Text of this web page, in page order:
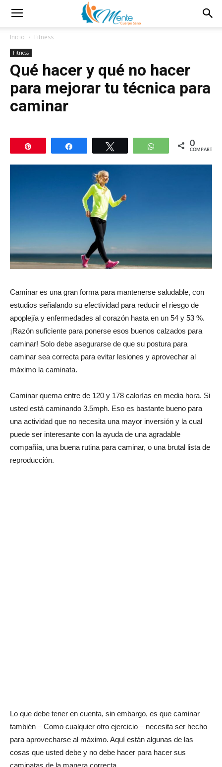
Inicio Fitness
Fitness
Qué hacer y qué no hacer
para mejorar tu técnica para
caminar
Compartir WhatsApp
0
COMPARTIR
Caminar es una gran forma para mantenerse saludable, con
estudios señalando su efectividad para reducir el riesgo de
apoplejía y enfermedades al corazón hasta en un 54 y 53 %.
¡Razón suficiente para ponerse esos buenos calzados para
caminar! Solo debe asegurarse de que su postura para
caminar sea correcta para evitar lesiones y aprovechar al
máximo la caminata.
Caminar quema entre de 120 y 178 calorías en media hora. Si
usted está caminando 3.5mph. Eso es bastante bueno para
una actividad que no necesita una mayor inversión y la cual
puede ser interesante con la ayuda de una agradable
compañía, una buena rutina para caminar, o una brutal lista de
reproducción.
Lo que debe tener en cuenta, sin embargo, es que caminar
también – Como cualquier otro ejercicio – necesita ser hecho
para aprovecharse al máximo. Aquí están algunas de las
cosas que usted debe y no debe hacer para hacer sus